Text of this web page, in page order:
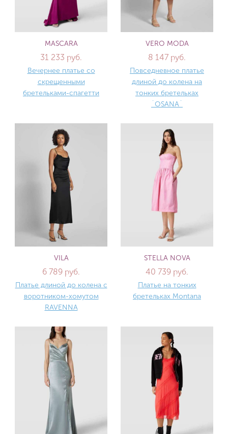
MASCARA
31 233 руб.
Вечернее платье со
скрещенными
бретельками-спагетти
VERO MODA
8 147 руб.
Повседневное платье
длиной до колена на
тонких бретельках
`OSANA`
VILA
6 789 руб.
Платье длиной до колена с
воротником-хомутом
RAVENNA
STELLA NOVA
40 739 руб.
Платье на тонких
бретельках Montana